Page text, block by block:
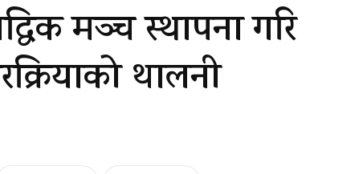
मञ्च स्थापना गरि
थालनी